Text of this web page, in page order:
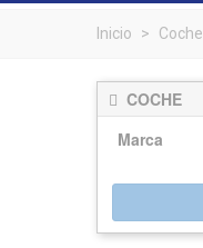
Inicio > Coche
COCHE
Marca